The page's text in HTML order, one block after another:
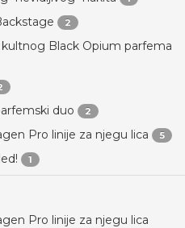
2
Black Opium parfema
duo 2
Pro linije za njegu lica 5
1
Pro linije za njegu lica